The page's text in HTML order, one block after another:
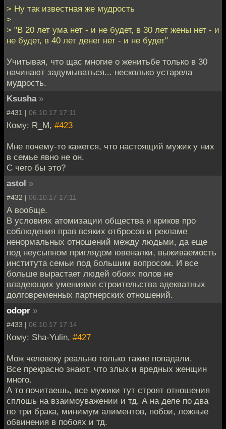
> Ну так известная же мудрость
>
> "В 20 лет ума нет - и не будет, в 30 лет жены нет - и
не будет, в 40 лет денег нет - и не будет"
Учитывая, что щас многие о женитьбе только в 30
начинают задумываться... несколько устарела
мудрость.
Ksusha »
#431 | 06.10.17 17:11
Кому: R_M, #423
Мне почему-то кажется, что настоящий мужик у них
в семье явно не он.
С чего бы это?
astol »
#432 | 06.10.17 17:11
А вообще.
В условиях атомизации общества и криков про
соблюдения прав всяких отбросов и рекламе
ненормальных отношений между людьми, да еще
под неусыпном приглядом ювеналки, выживаемость
института семьи под большим вопросом. И все
больше вырастает людей обоих полов не
владеющих умениями строительства адекватных
долговременных партнерских отношений.
odopr »
#433 | 06.10.17 17:14
Кому: Sha-Yulin, #427
Мож человеку реально только такие попадали.
Все прекрасно знают, что злых и вредных женщин
много.
А то почитаешь, все мужики тут строят отношения
сплошь на взаимоуважении и тд. А на деле по два
по три брака, минимум алиментов, побои, ложные
обвинения в побоях и тд.